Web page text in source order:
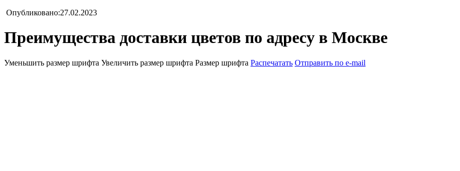
Опубликовано:27.02.2023
Преимущества доставки цветов по адресу в Москве
Уменьшить размер шрифта Увеличить размер шрифта Размер шрифта Распечатать Отправить по e-mail